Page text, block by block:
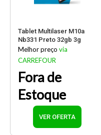
Tablet Multilaser M10a
Nb331 Preto 32gb 3g
Melhor preço via
CARREFOUR
Fora de
Estoque
VER OFERTA